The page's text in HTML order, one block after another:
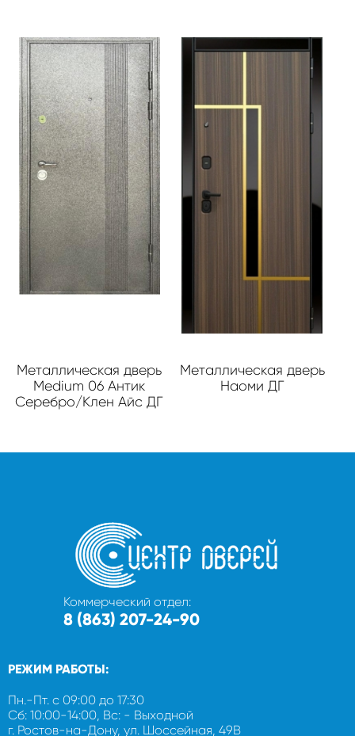
Металлическая дверь
Medium 06 Антик
Серебро/Клен Айс ДГ
Металлическая дверь
Наоми ДГ
Коммерческий отдел:
8 (863) 207-24-90
РЕЖИМ РАБОТЫ:
Пн.-Пт. с 09:00 до 17:30
Сб: 10:00-14:00, Вс: - Выходной
г. Ростов-на-Дону, ул. Шоссейная, 49В